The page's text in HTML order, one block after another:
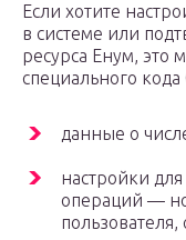
Если хотите
в системе или
ресурса Енум, это
специального
данные о
настройки
операций —